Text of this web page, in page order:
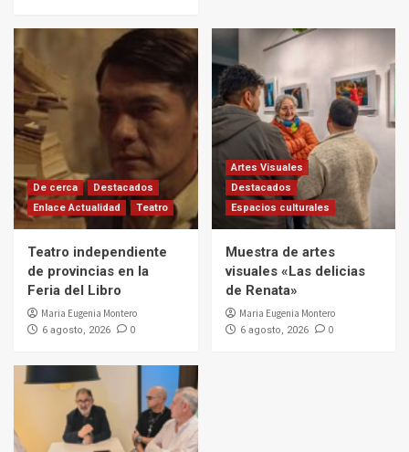
De cerca
Destacados
Enlace Actualidad
Teatro
Teatro independiente
de provincias en la
Feria del Libro
Maria Eugenia Montero
6 agosto, 2026 0
Artes Visuales
Destacados
Espacios culturales
Muestra de artes
visuales «Las delicias
de Renata»
Maria Eugenia Montero
6 agosto, 2026 0